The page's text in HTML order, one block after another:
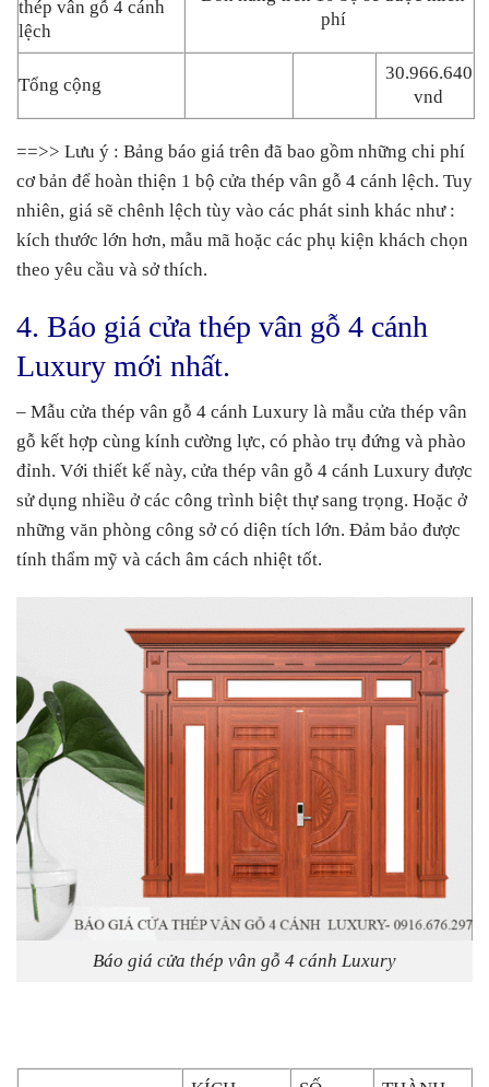
thép vân gỗ 4 cánh
lệch
phí
Tổng cộng
30.966.640
vnd
==>> Lưu ý : Bảng báo giá trên đã bao gồm những chi phí
cơ bản để hoàn thiện 1 bộ cửa thép vân gỗ 4 cánh lệch. Tuy
nhiên, giá sẽ chênh lệch tùy vào các phát sinh khác như :
kích thước lớn hơn, mẫu mã hoặc các phụ kiện khách chọn
theo yêu cầu và sở thích.
4. Báo giá cửa thép vân gỗ 4 cánh
Luxury mới nhất.
– Mẫu cửa thép vân gỗ 4 cánh Luxury là mẫu cửa thép vân
gỗ kết hợp cùng kính cường lực, có phào trụ đứng và phào
đỉnh. Với thiết kế này, cửa thép vân gỗ 4 cánh Luxury được
sử dụng nhiều ở các công trình biệt thự sang trọng. Hoặc ở
những văn phòng công sở có diện tích lớn. Đảm bảo được
tính thẩm mỹ và cách âm cách nhiệt tốt.
Báo giá cửa thép vân gỗ 4 cánh Luxury